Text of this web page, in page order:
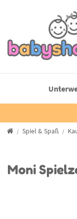
Spiel & Spaß
Moni